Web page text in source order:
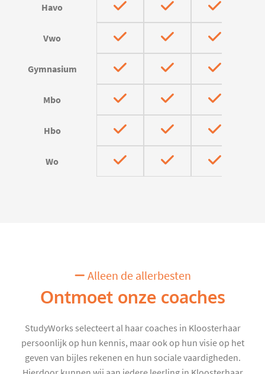
Havo
Vwo
Gymnasium
Mbo
Hbo
Wo
Alleen de allerbesten
Ontmoet onze coaches
StudyWorks selecteert al haar coaches in Kloosterhaar
persoonlijk op hun kennis, maar ook op hun visie op het
geven van bijles rekenen en hun sociale vaardigheden.